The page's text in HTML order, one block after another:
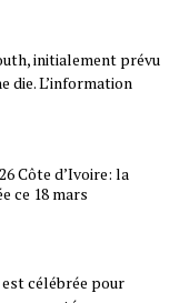
initialement prévu
die. L’information
Côte d’Ivoire: la
ce 18 mars
est célébrée pour